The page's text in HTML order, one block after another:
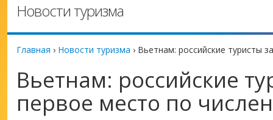
Новости туризма
Главная › Новости туризма › Вьетнам: российские туристы
Вьетнам: российские
первое место по